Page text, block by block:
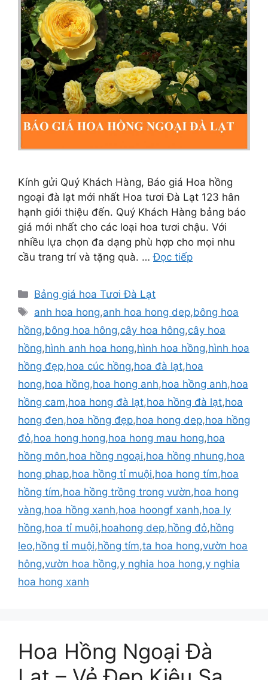
Kính gửi Quý Khách Hàng, Báo giá Hoa hồng
ngoại đà lạt mới nhất Hoa tươi Đà Lạt 123 hân
hạnh giới thiệu đến. Quý Khách Hàng bảng báo
giá mới nhất cho các loại hoa tươi chậu. Với
nhiều lựa chọn đa dạng phù hợp cho mọi nhu
cầu trang trí và tặng quà. …Đọc tiếp
Danh
mục
Bảng giá hoa Tươi Đà Lạt
Thẻ
anh hoa hong,anh hoa hong dep,bông hoa
hồng,bông hoa hông,cây hoa hông,cây hoa
hồng,hình anh hoa hong,hình hoa hồng,hình hoa
hồng đẹp,hoa cúc hồng,hoa đà lạt,hoa
hong,hoa hồng,hoa hong anh,hoa hồng anh,hoa
hồng cam,hoa hong đà lạt,hoa hồng đà lạt,hoa
hong đen,hoa hồng đẹp,hoa hong dep,hoa hồng
đỏ,hoa hong hong,hoa hong mau hong,hoa
hồng môn,hoa hồng ngoại,hoa hồng nhung,hoa
hong phap,hoa hồng tỉ muội,hoa hong tím,hoa
hồng tím,hoa hồng trồng trong vườn,hoa hong
vàng,hoa hồng xanh,hoa hoongf xanh,hoa ly
hồng,hoa tỉ muội,hoahong dep,hồng đỏ,hồng
leo,hồng tỉ muội,hồng tím,ta hoa hong,vườn hoa
hông,vườn hoa hồng,y nghia hoa hong,y nghia
hoa hong xanh
Hoa Hồng Ngoại Đà